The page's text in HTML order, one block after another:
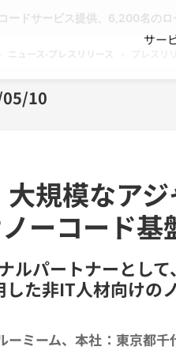
ードサービス提供、6,200名のロ
サー
ニュース-プレスリリース
05/10
規模なア
ーコード
ルパートナーとし
した非IT人材向け
ミーム、本社：東京都